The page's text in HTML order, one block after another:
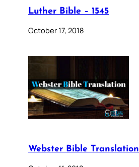
Luther Bible – 1545
October 17, 2018
Webster Bible Translation